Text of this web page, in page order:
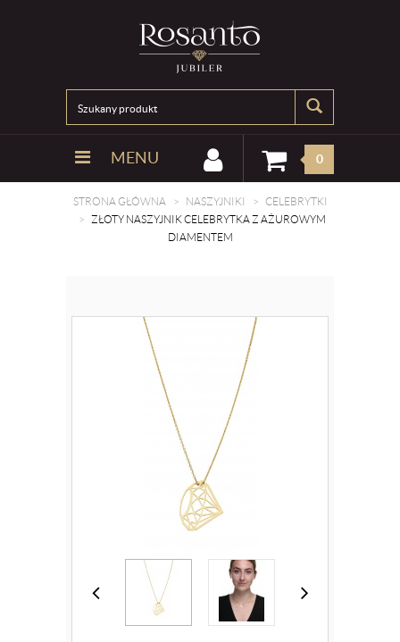
MENU 0
STRONA GŁÓWNA NASZYJNIKI
CELEBRYTKI
ZŁOTY NASZYJNIK CELEBRYTKA Z AŻUROWYM
DIAMENTEM